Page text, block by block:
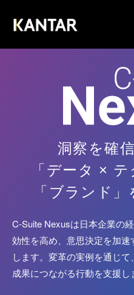
洞察を確
「データ ×
「ブランド
C-Suite Nexusは日本企業の
効性を高め、意思決定を加
します。変革の実例を通じ
成果につながる行動を支援し